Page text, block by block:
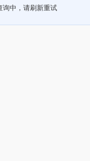
询中，请刷新重试